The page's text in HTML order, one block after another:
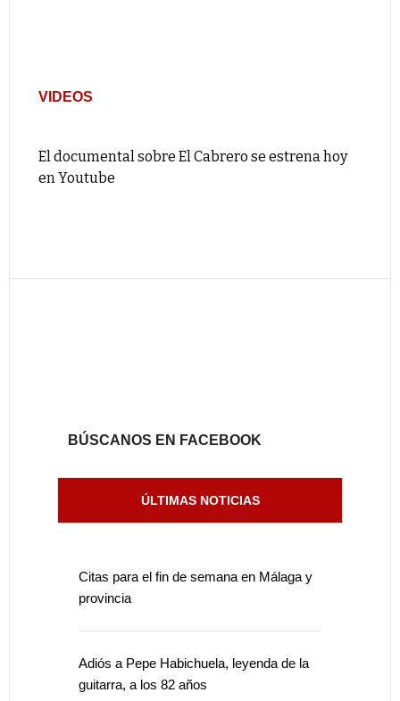
VIDEOS
El documental sobre El Cabrero se estrena hoy
en Youtube
BÚSCANOS EN FACEBOOK
ÚLTIMAS NOTICIAS
Citas para el fin de semana en Málaga y
provincia
Adiós a Pepe Habichuela, leyenda de la
guitarra, a los 82 años